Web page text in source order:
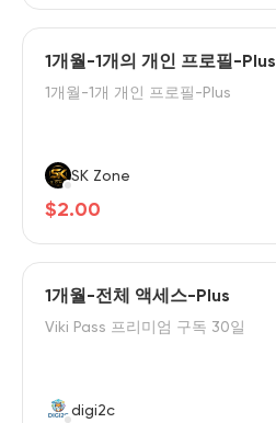
1개월-1개의 개인 프로필-Plus
1개월-1개 개인 프로필-Plus
SK Zone
$2.00
1개월-전체 액세스-Plus
Viki Pass 프리미엄 구독 30일
digi2c